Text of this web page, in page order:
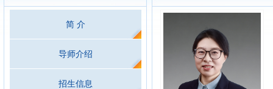
简 介
导师介绍
招生信息